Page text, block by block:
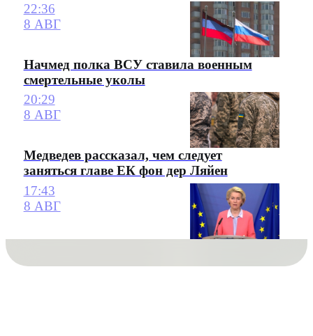
22:36
8 АВГ
Начмед полка ВСУ ставила военным
смертельные уколы
20:29
8 АВГ
Медведев рассказал, чем следует
заняться главе ЕК фон дер Ляйен
17:43
8 АВГ